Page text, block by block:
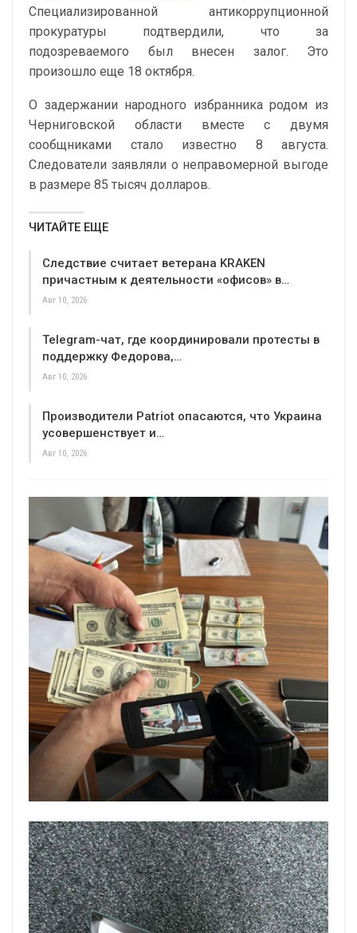
Специализированной антикоррупционной
прокуратуры подтвердили, что за
подозреваемого был внесен залог. Это
произошло еще 18 октября.
О задержании народного избранника родом из
Черниговской области вместе с двумя
сообщниками стало известно 8 августа.
Следователи заявляли о неправомерной выгоде
в размере 85 тысяч долларов.
ЧИТАЙТЕ ЕЩЕ
Следствие считает ветерана KRAKEN
причастным к деятельности «офисов» в…
Авг 10, 2026
Telegram-чат, где координировали протесты в
поддержку Федорова,…
Авг 10, 2026
Производители Patriot опасаются, что Украина
усовершенствует и…
Авг 10, 2026